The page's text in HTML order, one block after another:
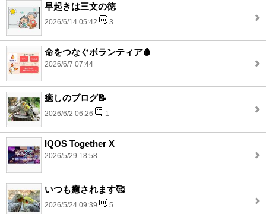
早起きは三文の徳
2026/6/14 05:42 3
命をつなぐボランティア🩸
2026/6/7 07:44
癒しのブログ📝
2026/6/2 06:26 1
IQOS Together X
2026/5/29 18:58
いつも癒されます🥰
2026/5/24 09:39 5